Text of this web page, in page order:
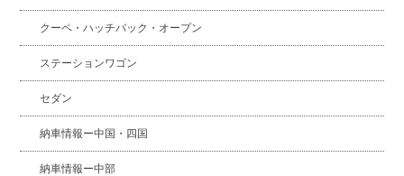
クーペ・ハッチバック・オープン
ステーションワゴン
セダン
納車情報ー中国・四国
納車情報ー中部